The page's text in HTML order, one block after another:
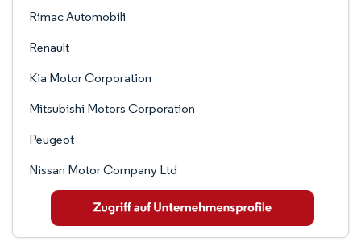
Rimac Automobili
Renault
Kia Motor Corporation
Mitsubishi Motors Corporation
Peugeot
Nissan Motor Company Ltd